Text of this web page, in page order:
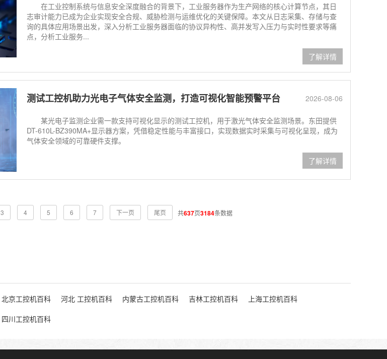
在工业控制系统与信息安全深度融合的背景下，工业服务器作为生产网络的核心计算节点，其日
志审计能力已成为企业实现安全合规、威胁检测与运维优化的关键保障。本文从日志采集、存储与查
询的具体应用场景出发，深入分析工业服务器面临的协议异构性、高并发写入压力与实时性要求等痛
点，分析工业服务...
了解详情
2026-08-06
测试工控机助力光电子气体安全监测，打造可视化智能预警平台
某光电子监测企业需一款支持可视化显示的测试工控机，用于激光气体安全监测场景。东田提供
DT-610L-BZ390MA+显示器方案，凭借稳定性能与丰富接口，实现数据实时采集与可视化呈现，成为
气体安全领域的可靠硬件支撑。
了解详情
3 4 5 6 7 下一页 尾页 共637页3184条数据
北京工控机百科 河北 工控机百科 内蒙古工控机百科 吉林工控机百科
上海工控机百科
四川工控机百科